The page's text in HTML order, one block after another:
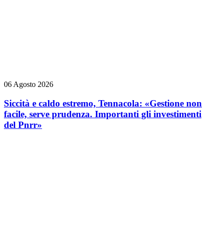
06 Agosto 2026
Siccità e caldo estremo, Tennacola: «Gestione non
facile, serve prudenza. Importanti gli investimenti
del Pnrr»